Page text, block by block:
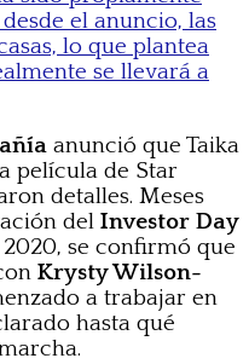
el anuncio, las
lo que plantea
se llevará a
anunció que Taika
película de Star
detalles. Meses
del Investor Day
se confirmó que
Krysty Wilson-
a trabajar en
hasta qué